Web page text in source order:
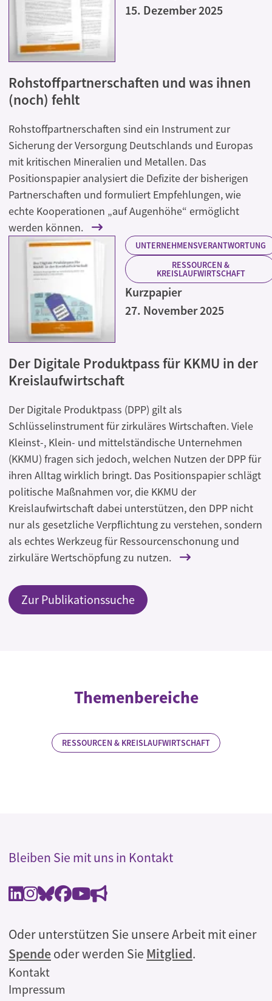
15. Dezember 2025
Rohstoffpartnerschaften und was ihnen
(noch) fehlt
Rohstoffpartnerschaften sind ein Instrument zur
Sicherung der Versorgung Deutschlands und Europas
mit kritischen Mineralien und Metallen. Das
Positionspapier analysiert die Defizite der bisherigen
Partnerschaften und formuliert Empfehlungen, wie
echte Kooperationen „auf Augenhöhe“ ermöglicht
werden können.
UNTERNEHMENSVERANTWORTUNG
RESSOURCEN &
KREISLAUFWIRTSCHAFT
Kurzpapier
27. November 2025
Der Digitale Produktpass für KKMU in der
Kreislaufwirtschaft
Der Digitale Produktpass (DPP) gilt als
Schlüsselinstrument für zirkuläres Wirtschaften. Viele
Kleinst-, Klein- und mittelständische Unternehmen
(KKMU) fragen sich jedoch, welchen Nutzen der DPP für
ihren Alltag wirklich bringt. Das Positionspapier schlägt
politische Maßnahmen vor, die KKMU der
Kreislaufwirtschaft dabei unterstützen, den DPP nicht
nur als gesetzliche Verpflichtung zu verstehen, sondern
als echtes Werkzeug für Ressourcenschonung und
zirkuläre Wertschöpfung zu nutzen.
Zur Publikationssuche
Themenbereiche
RESSOURCEN & KREISLAUFWIRTSCHAFT
Bleiben Sie mit uns in Kontakt
Oder unterstützen Sie unsere Arbeit mit einer
Spendeoder werden Sie Mitglied.
Rechtliches
Kontakt
Impressum